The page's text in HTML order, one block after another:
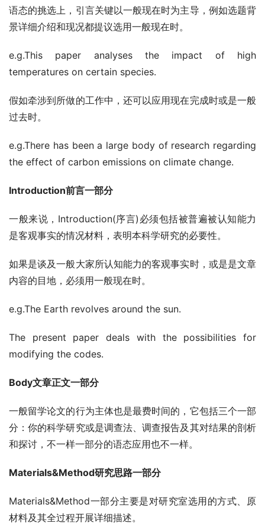
语态的挑选上，引言关键以一般现在时为主导，例如选题背
景详细介绍和现况都提议选用一般现在时。
e.g.This paper analyses the impact of high
temperatures on certain species.
假如牵涉到所做的工作中，还可以应用现在完成时或是一般
过去时。
e.g.There has been a large body of research regarding
the effect of carbon emissions on climate change.
Introduction前言一部分
一般来说，Introduction(序言)必须包括被普遍被认知能力
是客观事实的情况材料，表明本科学研究的必要性。
如果是谈及一般大家所认知能力的客观事实时，或是是文章
内容的目地，必须用一般现在时。
e.g.The Earth revolves around the sun.
The present paper deals with the possibilities for
modifying the codes.
Body文章正文一部分
一般留学论文的行为主体也是最费时间的，它包括三个一部
分：你的科学研究或是调查法、调查报告及其对结果的剖析
和探讨，不一样一部分的语态应用也不一样。
Materials&Method研究思路一部分
Materials&Method一部分主要是对研究室选用的方式、原
材料及其全过程开展详细描述。